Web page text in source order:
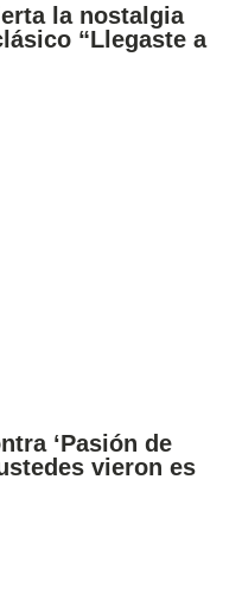
la nostalgia
“Llegaste a
‘Pasión de
vieron es